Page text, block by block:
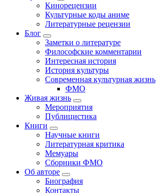
Кинорецензии
Культурные коды аниме
Литературные рецензии
Блог
Заметки о литературе
Философские комментарии
Интересная история
История культуры
Современная культурная жизнь
ФМО
Живая жизнь
Мероприятия
Публицистика
Книги
Научные книги
Литературная критика
Мемуары
Сборники ФМО
Об авторе
Биография
Контакты